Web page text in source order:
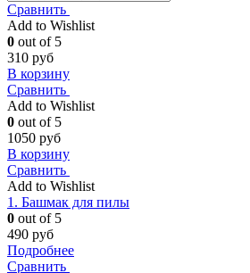
Сравнить
Add to Wishlist
0 out of 5
310 руб
В корзину
Сравнить
Add to Wishlist
0 out of 5
1050 руб
В корзину
Сравнить
Add to Wishlist
1. Башмак для пилы
0 out of 5
490 руб
Подробнее
Сравнить